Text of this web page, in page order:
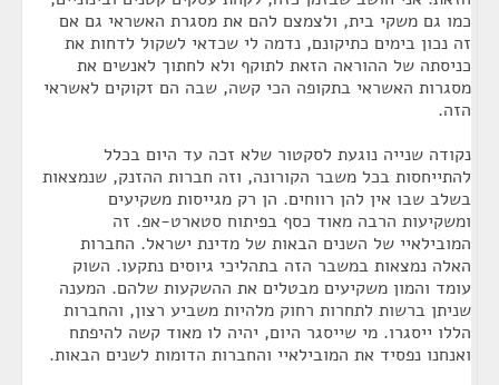
כמו גם משקי בית, ולצמצם להם את מסגרת האשראי גם אם
זה נכון בימים כתיקונם, נדמה לי שכדאי לשקול לדחות את
כניסתה של ההוראה הזאת לתוקף ולא לחתוך לאנשים את
מסגרות האשראי בתקופה הכי קשה, שבה הם זקוקים לאשראי
הזה.
נקודה שנייה נוגעת לסקטור שלא זכה עד היום בכלל
להתייחסות בכל משבר הקורונה, וזה חברות ההזנק, שנמצאות
בשלב שבו אין להן רווחים. הן רק מגייסות משקיעים
ומשקיעות הרבה מאוד כסף בפיתוח סטארט-אפ. זה
המובילאיי של השנים הבאות של מדינת ישראל. החברות
האלה נמצאות במשבר הזה בתהליכי גיוסים נתקעו. השוק
עומד והמון משקיעים מבטלים את ההשקעות שלהם. המענה
שניתן ברשות לתחרות רחוק מלהיות משביע רצון, והחברות
הללו ייסגרו. מי שייסגר היום, יהיה לו מאוד קשה להיפתח
ואנחנו נפסיד את המובילאיי והחברות הדומות לשנים הבאות.